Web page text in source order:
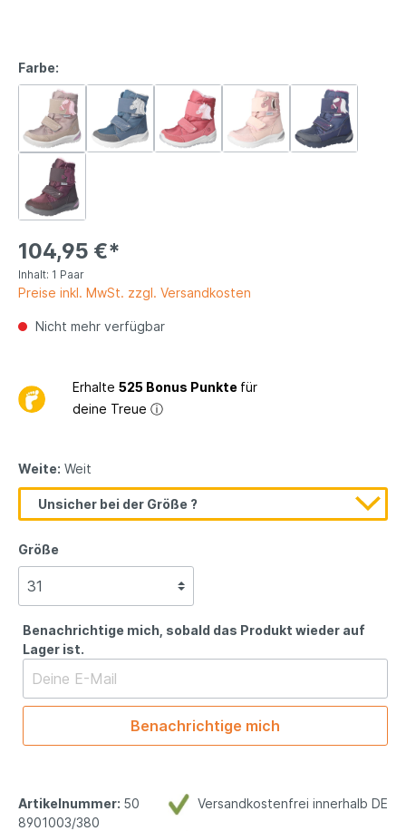
Farbe:
104,95 €*
Inhalt: 1 Paar
Preise inkl. MwSt. zzgl. Versandkosten
Nicht mehr verfügbar
Erhalte 525 Bonus Punkte für
deine Treue ⓘ
Weite: Weit
Unsicher bei der Größe ?
Größe
Benachrichtige mich, sobald das Produkt wieder auf
Lager ist.
Benachrichtige mich
Versandkostenfrei innerhalb DE
Artikelnummer: 50
8901003/380